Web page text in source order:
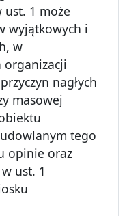
1 może
wyjątkowych i
w
organizacji
nagłych
masowej
tego
opinie oraz
ust. 1